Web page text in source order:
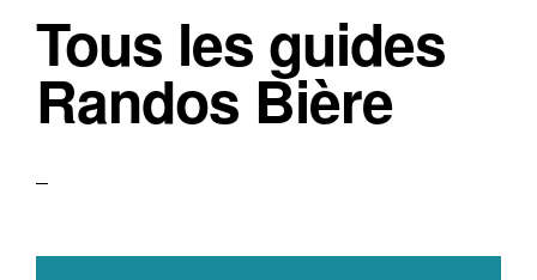
Tous les guides
Randos Bière